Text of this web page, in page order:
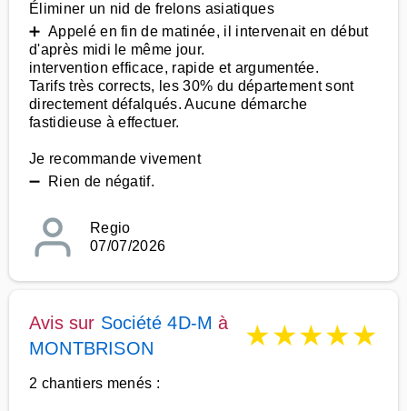
Éliminer un nid de frelons asiatiques
➕ Appelé en fin de matinée, il intervenait en début
d'après midi le même jour.
intervention efficace, rapide et argumentée.
Tarifs très corrects, les 30% du département sont
directement défalqués. Aucune démarche
fastidieuse à effectuer.
Je recommande vivement
➖ Rien de négatif.
Regio
07/07/2026
Avis sur Société 4D-M à
MONTBRISON
★★★★★
2 chantiers menés :